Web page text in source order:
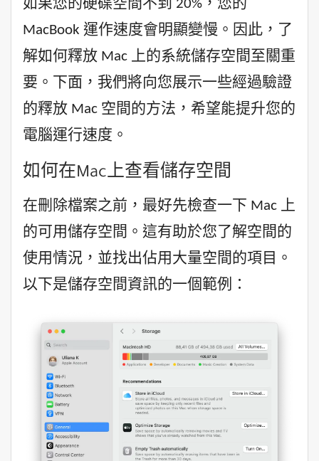
如果您的硬碟空間不到 20%，您的
MacBook 運作速度會明顯變慢。因此，了
解如何釋放 Mac 上的系統儲存空間至關重
要。下面，我們將向您展示一些經過驗證
的釋放 Mac 空間的方法，希望能提升您的
電腦運行速度。
如何在Mac上查看儲存空間
在刪除檔案之前，最好先檢查一下 Mac 上
的可用儲存空間。這有助於您了解空間的
使用情況，並找出佔用大量空間的項目。
以下是儲存空間資訊的一個範例：